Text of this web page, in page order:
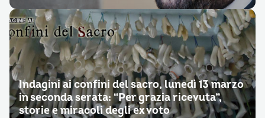
Indagini ai confini del sacro, lunedì 13 marzo
in seconda serata: “Per grazia ricevuta”,
storie e miracoli degli ex voto